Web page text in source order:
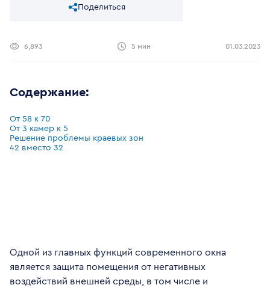
Поделиться
6,893 5 мин 01.03.2023
Содержание:
От 58 к 70
От 3 камер к 5
Решение проблемы краевых зон
42 вместо 32
Одной из главных функций современного окна
является защита помещения от негативных
воздействий внешней среды, в том числе и